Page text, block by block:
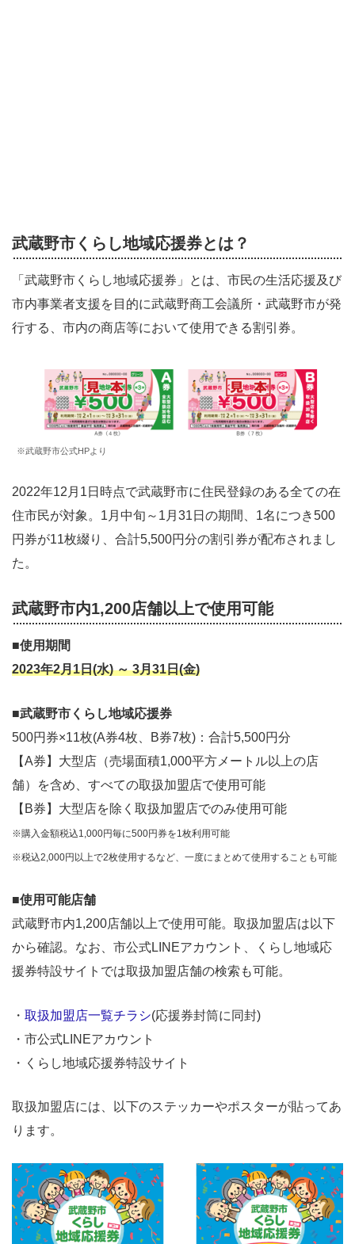
武蔵野市くらし地域応援券とは？
「武蔵野市くらし地域応援券」とは、市民の生活応援及び
市内事業者支援を目的に武蔵野商工会議所・武蔵野市が発
行する、市内の商店等において使用できる割引券。
※武蔵野市公式HPより
2022年12月1日時点で武蔵野市に住民登録のある全ての在
住市民が対象。1月中旬～1月31日の期間、1名につき500
円券が11枚綴り、合計5,500円分の割引券が配布されまし
た。
武蔵野市内1,200店舗以上で使用可能
■使用期間
2023年2月1日(水) ～ 3月31日(金)
■武蔵野市くらし地域応援券
500円券×11枚(A券4枚、B券7枚)：合計5,500円分
【A券】大型店（売場面積1,000平方メートル以上の店
舗）を含め、すべての取扱加盟店で使用可能
【B券】大型店を除く取扱加盟店でのみ使用可能
※購入金額税込1,000円毎に500円券を1枚利用可能
※税込2,000円以上で2枚使用するなど、一度にまとめて使用することも可能
■使用可能店舗
武蔵野市内1,200店舗以上で使用可能。取扱加盟店は以下
から確認。なお、市公式LINEアカウント、くらし地域応
援券特設サイトでは取扱加盟店舗の検索も可能。
・ 取扱加盟店一覧チラシ(応援券封筒に同封)
・市公式LINEアカウント
・くらし地域応援券特設サイト
取扱加盟店には、以下のステッカーやポスターが貼ってあ
ります。